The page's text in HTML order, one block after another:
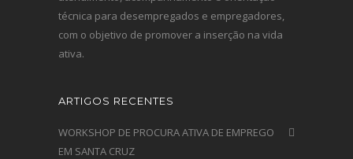
técnica para desempregados e empregadores,
com o objetivo de promover a inserção na vida
ativa.
ARTIGOS RECENTES
WORKSHOP DE PROCURA ATIVA DE EMPREGO
EM SANTA CRUZ